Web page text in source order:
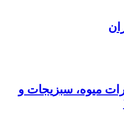
میوه، سبزیجات و